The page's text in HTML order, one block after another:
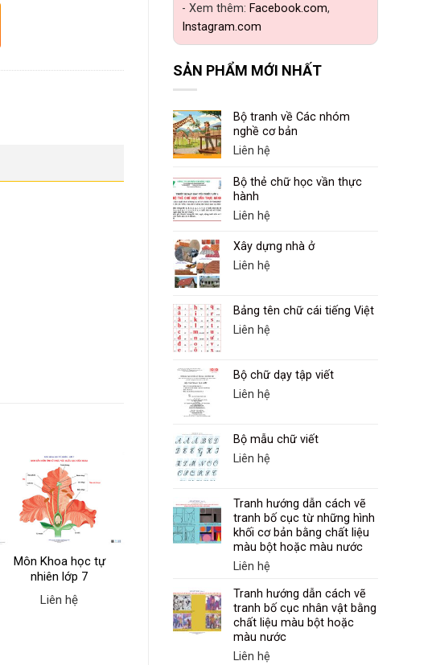
- Xem thêm: Facebook.com,
Instagram.com
SẢN PHẨM MỚI NHẤT
Bộ tranh về Các nhóm
nghề cơ bản
Liên hệ
Bộ thẻ chữ học vần thực
hành
Liên hệ
Xây dựng nhà ở
Liên hệ
Bảng tên chữ cái tiếng Việt
Liên hệ
Bộ chữ dạy tập viết
Liên hệ
Bộ mẫu chữ viết
Liên hệ
Tranh hướng dẫn cách vẽ
tranh bố cục từ những hình
khối cơ bản bằng chất liệu
màu bột hoặc màu nước
Liên hệ
Tranh hướng dẫn cách vẽ
tranh bố cục nhân vật bằng
chất liệu màu bột hoặc
màu nước
Liên hệ
Môn Khoa học tự
nhiên lớp 7
Liên hệ
Môn Giáo dục công
dân lớp 7